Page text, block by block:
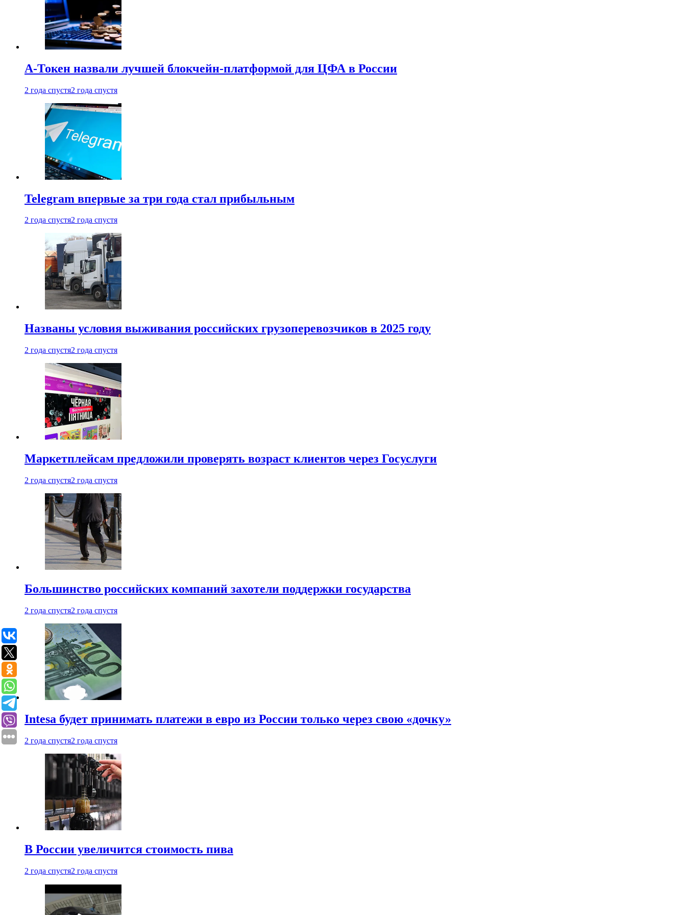
А-Токен назвали лучшей блокчейн-платформой для ЦФА в России
2 года спустя2 года спустя
Telegram впервые за три года стал прибыльным
2 года спустя2 года спустя
Названы условия выживания российских грузоперевозчиков в 2025 году
2 года спустя2 года спустя
Маркетплейсам предложили проверять возраст клиентов через Госуслуги
2 года спустя2 года спустя
Большинство российских компаний захотели поддержки государства
2 года спустя2 года спустя
Intesa будет принимать платежи в евро из России только через свою «дочку»
2 года спустя2 года спустя
В России увеличится стоимость пива
2 года спустя2 года спустя